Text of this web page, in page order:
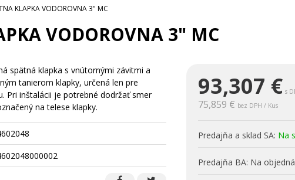
KLAPKA VODOROVNA 3" MC
VODOROVNA 3" MC
93,307 € s
75,859 € bez DPH / Kus
Predajňa a sklad SA: Na
Predajňa BA: Na
spätná klapka s vnútornými závitmi a
tanierom klapky, určená len pre
Pri inštalácii je potrebné dodržať smer
na telese klapky.